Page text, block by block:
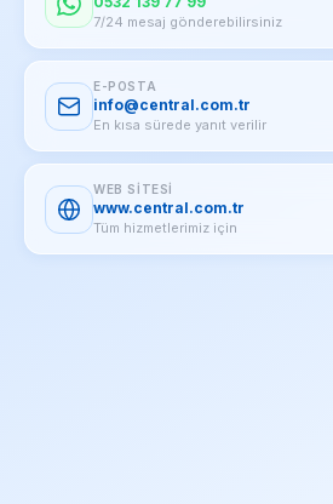
7/24 mesaj gönderebilirsiniz
E-POSTA
info@central.com.tr
En kısa sürede yanıt verilir
WEB SITESI
www.central.com.tr
Tüm hizmetlerimiz için